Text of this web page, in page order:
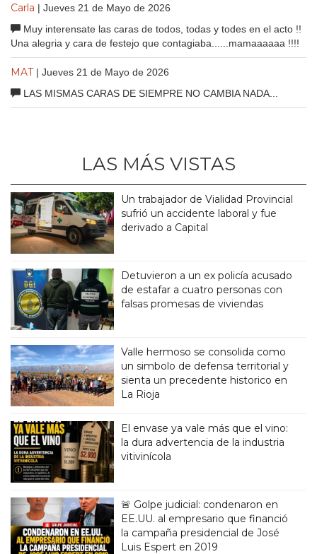
Carla | Jueves 21 de Mayo de 2026
Muy interensate las caras de todos, todas y todes en el acto !!
Una alegria y cara de festejo que contagiaba......mamaaaaaa !!!!
MAT | Jueves 21 de Mayo de 2026
LAS MISMAS CARAS DE SIEMPRE NO CAMBIA NADA...
LAS MÁS VISTAS
Un trabajador de Vialidad Provincial
sufrió un accidente laboral y fue
derivado a Capital
Detuvieron a un ex policía acusado
de estafar a cuatro personas con
falsas promesas de viviendas
Valle hermoso se consolida como
un simbolo de defensa territorial y
sienta un precedente historico en
La Rioja
El envase ya vale más que el vino:
la dura advertencia de la industria
vitivinícola
🚨 Golpe judicial: condenaron en
EE.UU. al empresario que financió
la campaña presidencial de José
Luis Espert en 2019